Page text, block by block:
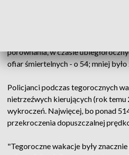
porównania, w czasie
ofiar śmiertelnych - o 54; mniej
Policjanci podczas tegorocznych
nietrzeźwych kierujących (rok temu
wykroczeń. Najwięcej, bo ponad
przekroczenia dopuszczalnej
"Tegoroczne wakacje były